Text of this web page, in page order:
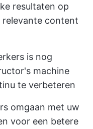
resultaten op
relevante content
is nog
machine
te verbeteren
omgaan met uw
voor een betere